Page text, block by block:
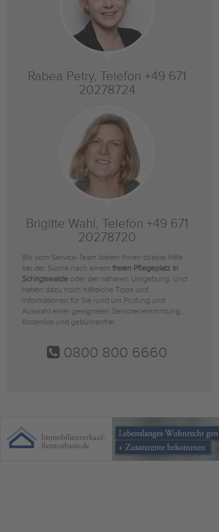
Rabea Petry, Telefon +49 671
20278724
Brigitte Wahl, Telefon +49 671
20278720
Wir vom Service-Team bieten Ihnen direkte Hilfe
bei der Suche nach einem freien Pflegeplatz in
Schirgiswalde oder der näheren Umgebung. Und
haben dazu noch hilfreiche Tipps und
Informationen für Sie rund um Prüfung und
Auswahl einer geeigneten Senioreneinrichtung.
Kostenlos und gebührenfrei.
0800 800 6660